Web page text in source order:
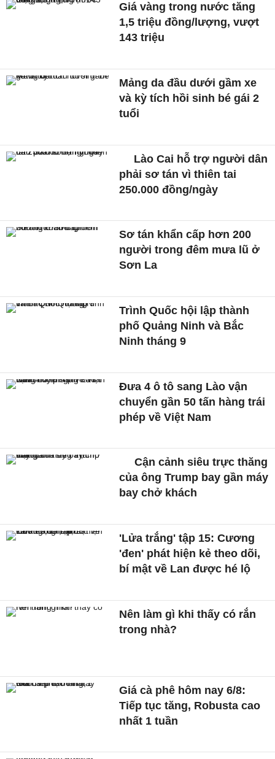
Giá vàng trong nước tăng
1,5 triệu đồng/lượng, vượt
143 triệu
Mảng da đầu dưới gầm xe
và kỳ tích hồi sinh bé gái 2
tuổi
Lào Cai hỗ trợ người dân
phải sơ tán vì thiên tai
250.000 đồng/ngày
Sơ tán khẩn cấp hơn 200
người trong đêm mưa lũ ở
Sơn La
Trình Quốc hội lập thành
phố Quảng Ninh và Bắc
Ninh tháng 9
Đưa 4 ô tô sang Lào vận
chuyển gần 50 tấn hàng trái
phép về Việt Nam
Cận cảnh siêu trực thăng
của ông Trump bay gần máy
bay chở khách
'Lửa trắng' tập 15: Cương
'đen' phát hiện kẻ theo dõi,
bí mật về Lan được hé lộ
Nên làm gì khi thấy có rắn
trong nhà?
Giá cà phê hôm nay 6/8:
Tiếp tục tăng, Robusta cao
nhất 1 tuần